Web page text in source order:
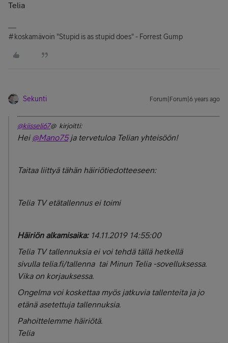
Telia
#koskamävoin "Stupid is as stupid does" - Forrest Gump
Sekunti Forum|Forum|6 years ago
@kiisseli67@ kirjoitti:
Hei@Mano75ja tervetuloa Telian yhteisöön!
Taitaa liittyä tähän häiriötiedotteeseen:
Telia TV etätallennus ei toimi
Häiriön alkamisaika: 14.11.2019 14:55:00
Telia TV tallennuksia ei voi tehdä tällä hetkellä
sivulla telia.fi/tallenna tai Minun Telia -sovelluksessa.
Vika on korjauksessa.
Ongelma voi koskettaa myös jatkuvia tallenteita ja jo
etänä asetettuja tallennuksia.
Pahoittelemme häiriötä.
Telia